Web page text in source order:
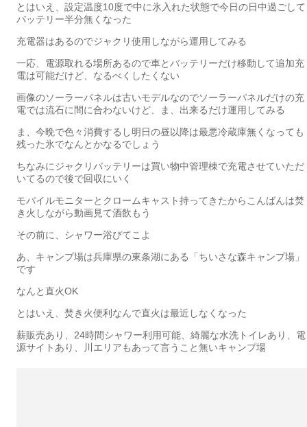
とはいえ、設定温度10度で中に氷入れた状態で今日の日中過ごして
バッテリー半分無くなった
充電器はあるのでジャクリ使用しながら運用してみる
一応、電源取れる場所あるので車とバッテリーだけ移動して追加充
電は可能だけど、なるべくしたくない
画像のソーラーパネルは古いモデルなのでソーラーパネルだけの充
電では流石に間に合わないけど、ま、出来るだけ運用してみる
ま、今晩で色々消費するし明日の昼以降は最悪冷蔵庫無くなっても
残った氷でなんとかなるでしょう
ちなみにジャクリバッテリーは買い物中管理棟で充電させていただ
いてるので後で回収にいく
モバイルモニターとクロームキャスト持ってきたからこんばんは焚
き火しながら動画見て酒飲もう
その前に、シャワー浴びてこよ
あ、キャンプ場は兵庫県の東条湖にある「ちいさな森キャンプ場」
です
なんと直火OK
とはいえ、焚き火便利なんで直火は最近しなくなった
薪販売あり、24時間シャワー利用可能、綺麗な水洗トイレあり、電
源サイトあり、川エリアもあって言うこと無いキャンプ場